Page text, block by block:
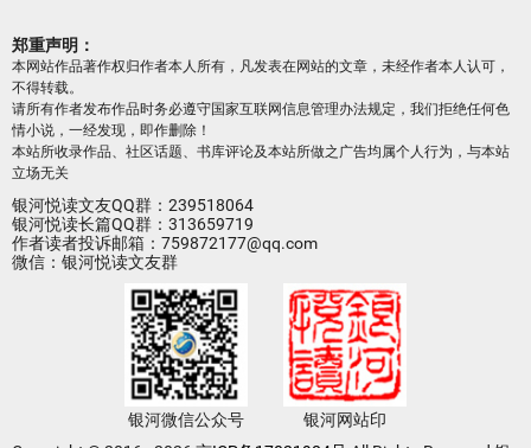
郑重声明：
本网站作品著作权归作者本人所有，凡发表在网站的文章，未经作者本人认可，
不得转载。
请所有作者发布作品时务必遵守国家互联网信息管理办法规定，我们拒绝任何色
情小说，一经发现，即作删除！
本站所收录作品、社区话题、书库评论及本站所做之广告均属个人行为，与本站
立场无关
银河悦读文友QQ群：239518064
银河悦读长篇QQ群：313659719
作者读者投诉邮箱：759872177@qq.com
微信：银河悦读文友群
银河微信公众号
银河网站印